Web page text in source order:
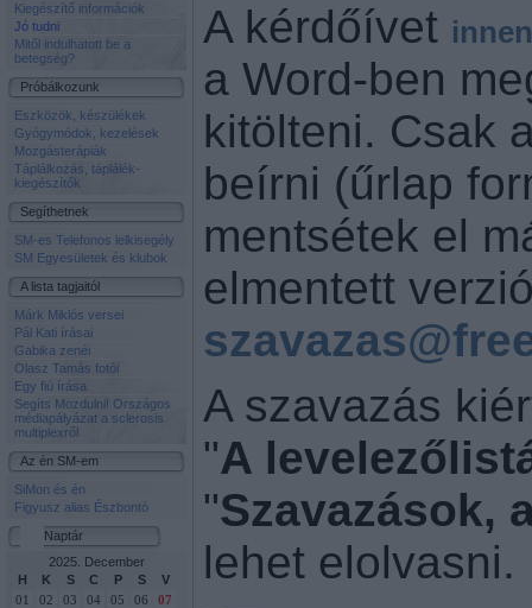
Kiegészítő információk
Jó tudni
Mitől indulhatott be a
betegség?
Próbálkozunk
Eszközök, készülékek
Gyógymódok, kezelések
Mozgásterápiák
Táplálkozás, táplálék-
kiegészítők
Segíthetnek
SM-es Telefonos lelkisegély
SM Egyesületek és klubok
A lista tagjaitól
Márk Miklós versei
Pál Kati írásai
Gabika zenéi
Olasz Tamás fotói
Egy fiú írása
Segíts Mozdulni! Országos
médiapályázat a sclerosis
multiplexről
Az én SM-em
SiMon és én
Figyusz alias Észbontó
Naptár
2025. December
H
K S C P S V
01 02 03 04 05 06
07
A kérdőívet innen
a Word-ben
kitölteni. Csak
beírni (űrlap
mentsétek el
elmentett
szavazas@
A szavazás
"A
"Szavazások,
lehet elolvasni.